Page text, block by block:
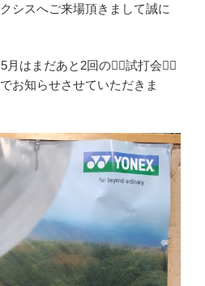
シスへご来場頂きまして誠に
月はまだあと2回の🏌️‍♀️試打会🏌️‍♂️
お知らせさせていただきま